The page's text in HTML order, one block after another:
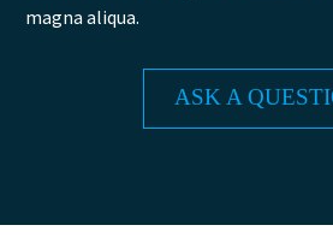
magna aliqua.
ASK A